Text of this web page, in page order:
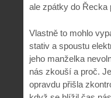
ale zpátky do Řecka
Vlastně to mohlo
stativ a spoustu
jeho manželka
nás zkouší a proč.
opravdu přišla